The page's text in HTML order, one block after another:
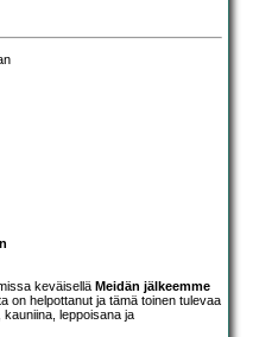
keväisellä Meidän jälkeemme
on helpottanut ja tämä toinen tulevaa
leppoisana ja